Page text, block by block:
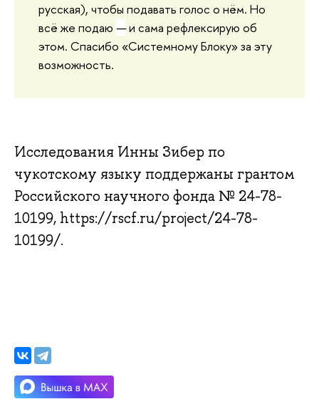
русская), чтобы подавать голос о нём. Но
всё же подаю —и сама рефлексирую об
этом. Спасибо «Системному Блоку» за эту
возможность.
Исследования Инны Зибер по
чукотскому языку поддержаны грантом
Российского научного фонда № 24-78-
10199, https://rscf.ru/project/24-78-
10199/.